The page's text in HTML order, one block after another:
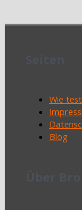
Wie
Blog